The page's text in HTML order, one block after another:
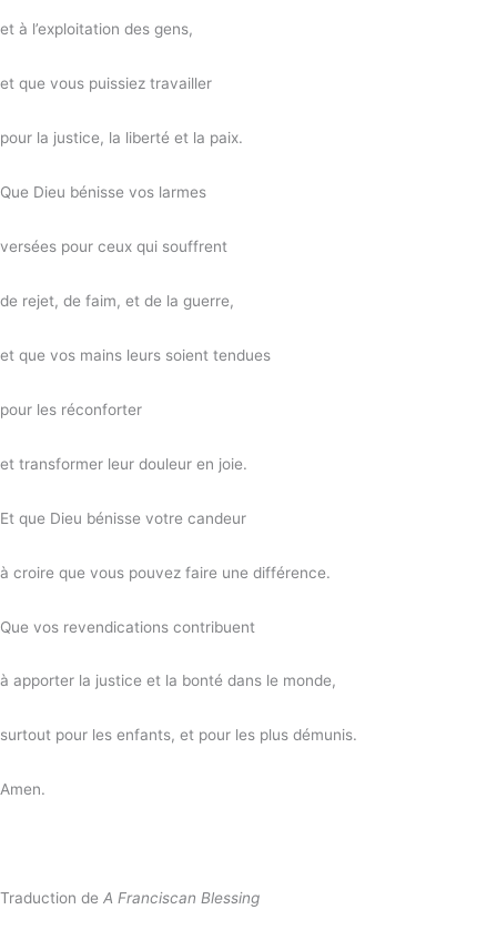
et à l’exploitation des gens,
et que vous puissiez travailler
pour la justice, la liberté et la paix.
Que Dieu bénisse vos larmes
versées pour ceux qui souffrent
de rejet, de faim, et de la guerre,
et que vos mains leurs soient tendues
pour les réconforter
et transformer leur douleur en joie.
Et que Dieu bénisse votre candeur
à croire que vous pouvez faire une différence.
Que vos revendications contribuent
à apporter la justice et la bonté dans le monde,
surtout pour les enfants, et pour les plus démunis.
Amen.
Traduction de A Franciscan Blessing